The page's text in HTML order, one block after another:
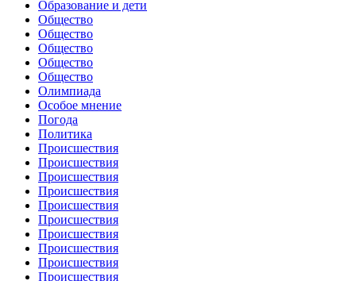
Образование и дети
Общество
Общество
Общество
Общество
Общество
Олимпиада
Особое мнение
Погода
Политика
Происшествия
Происшествия
Происшествия
Происшествия
Происшествия
Происшествия
Происшествия
Происшествия
Происшествия
Происшествия